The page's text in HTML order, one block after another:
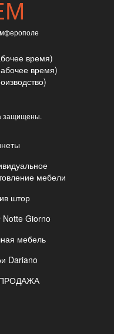
время)
время)
защищены.
мебели
штор
Notte Giorno
мебель
Dariano